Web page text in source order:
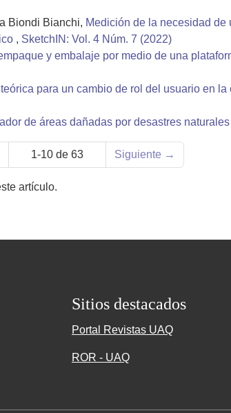
Biondi Bianchi, Medición de la necesidad
, SketchIN: Vol. 4 Núm. 7 (2022)
y embalaje por medio de una
para un cambio de rol del usuario en
de áreas dañadas por desastres naturales
1-10 de 63 Siguiente →
artículo.
Sitios destacados
Portal Revistas UAQ
ROR - UAQ